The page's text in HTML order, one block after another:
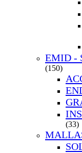
EMID -
(150)
(33)